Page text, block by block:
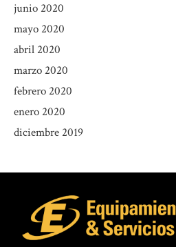
junio 2020
mayo 2020
abril 2020
marzo 2020
febrero 2020
enero 2020
diciembre 2019